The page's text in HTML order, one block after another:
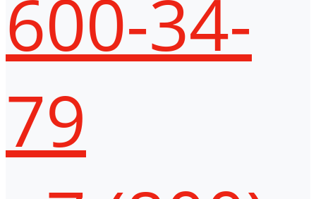
600-34-
79